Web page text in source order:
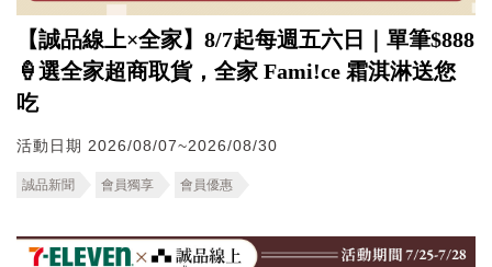
【誠品線上×全家】8/7起每週五六日｜單筆$888
🍦選全家超商取貨，全家 Fami!ce 霜淇淋送您
吃
活動日期 2026/08/07~2026/08/30
誠品新聞 會員獨享 會員優惠